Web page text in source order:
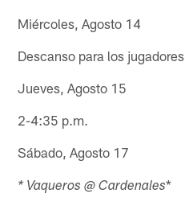
Miércoles, Agosto 14
Descanso para los jugadores
Jueves, Agosto 15
2-4:35 p.m.
Sábado, Agosto 17
* Vaqueros @ Cardenales*